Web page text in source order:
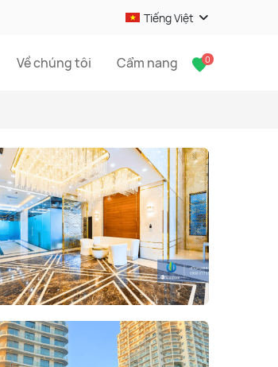
Tiếng Việt
Về chúng tôi Cẩm nang 0